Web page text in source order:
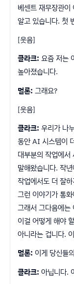
베센트 재무장관이
알고 있습니다. 첫
[웃음]
클라크: 요즘 저는
높아졌습니다.
멀론: 그래요?
[웃음]
클라크: 우리가 나
동안 AI 시스템이
대부분의 작업에서
말해왔습니다. 작
작업에서도 더 잘
그런 이야기가 통
그래서 그다음에는
이걸 어떻게 해야
아니라는 겁니다.
멀론: 이게 당신들
클라크: 아닙니다.